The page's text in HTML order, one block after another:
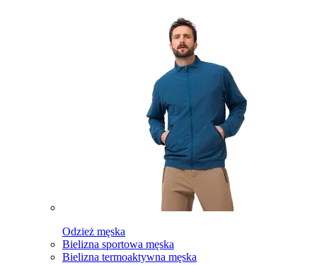
Odzież męska
Bielizna sportowa męska
Bielizna termoaktywna męska